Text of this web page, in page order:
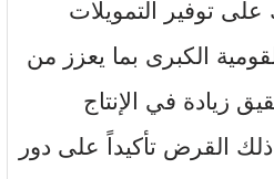
توفير التمويلات
الكبرى بما يعزز من
زيادة في الإنتاج
القرض تأكيداً على دور